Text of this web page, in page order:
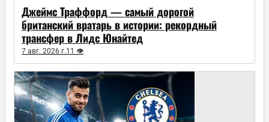
Джеймс Траффорд — самый дорогой
британский вратарь в истории: рекордный
трансфер в Лидс Юнайтед
7 авг. 2026 г.11 👁